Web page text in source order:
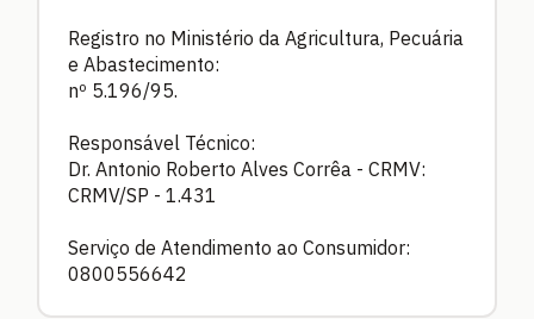
Registro no Ministério da Agricultura, Pecuária
e Abastecimento:
nº 5.196/95.
Responsável Técnico:
Dr. Antonio Roberto Alves Corrêa - CRMV:
CRMV/SP - 1.431
Serviço de Atendimento ao Consumidor:
0800556642